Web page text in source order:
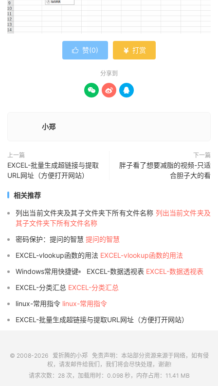
 赞(0)  打赏
分享到
  
小郑
上一篇
EXCEL-批量生成超链接与提取
URL网址（方便打开网站）
下一篇
胖子看了想要减脂的视频-只适
合胆子大的看
相关推荐
列出当前文件夹及其子文件夹下所有文件名称 列出当前文件夹及
其子文件夹下所有文件名称
密码保护：提问的智慧 提问的智慧
EXCEL-vlookup函数的用法 EXCEL-vlookup函数的用法
Windows常用快捷键
EXCEL-数据透视表 EXCEL-数据透视表
EXCEL-分类汇总 EXCEL-分类汇总
linux-常用指令 linux-常用指令
EXCEL-批量生成超链接与提取URL网址（方便打开网站）
© 2008-2026 爱折腾的小郑免责声明：本站部分资源来源于网络，如有侵
权，请发邮件给我们，我们将会尽快处理，谢谢!
请求次数：28 次，加载用时：0.098 秒，内存占用：11.41 MB